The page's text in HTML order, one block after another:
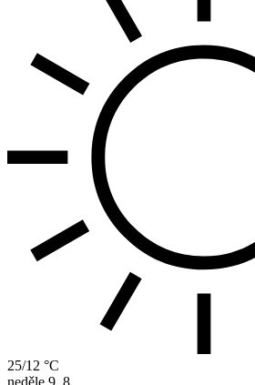
25/12 °C
neděle 9. 8.